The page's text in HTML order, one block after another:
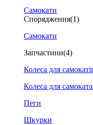
Самокати
Спорядження(1)
Самокати
Запчастини(4)
Колеса для
Колеса для
Пеги
Шкурки